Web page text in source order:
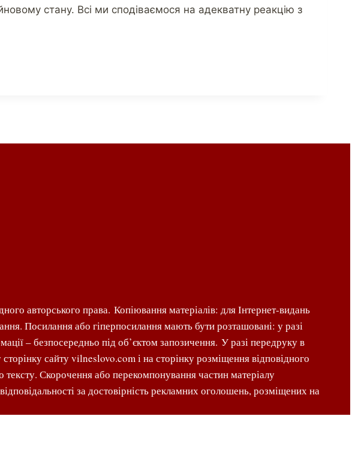
стану. Всі ми сподіваємося на адекватну реакцію з
авторського права. Копіювання матеріалів: для Інтернет-видань
Посилання або гіперпосилання мають бути розташовані: у разі
– безпосередньо під об’єктом запозичення. У разі передруку в
сайту vilneslovo.com і на сторінку розміщення відповідного
тексту. Скорочення або перекомпонування частин матеріалу
за достовірність рекламних оголошень, розміщених на